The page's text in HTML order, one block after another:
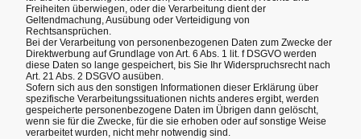
Freiheiten überwiegen, oder die Verarbeitung dient der
Geltendmachung, Ausübung oder Verteidigung von
Rechtsansprüchen.
Bei der Verarbeitung von personenbezogenen Daten zum Zwecke der
Direktwerbung auf Grundlage von Art. 6 Abs. 1 lit. f DSGVO werden
diese Daten so lange gespeichert, bis Sie Ihr Widerspruchsrecht nach
Art. 21 Abs. 2 DSGVO ausüben.
Sofern sich aus den sonstigen Informationen dieser Erklärung über
spezifische Verarbeitungssituationen nichts anderes ergibt, werden
gespeicherte personenbezogene Daten im Übrigen dann gelöscht,
wenn sie für die Zwecke, für die sie erhoben oder auf sonstige Weise
verarbeitet wurden, nicht mehr notwendig sind.